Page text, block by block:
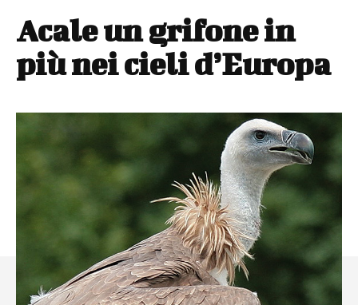
Acale un grifone in
più nei cieli d’Europa